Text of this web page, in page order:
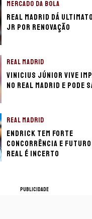
MERCADO DA BOLA
Real Madrid dá
Jr por renovação
REAL MADRID
Vinicius Júnior vive
no Real Madrid e pode
REAL MADRID
Endrick tem forte
concorrência e futuro
Real é incerto
PUBLICIDADE